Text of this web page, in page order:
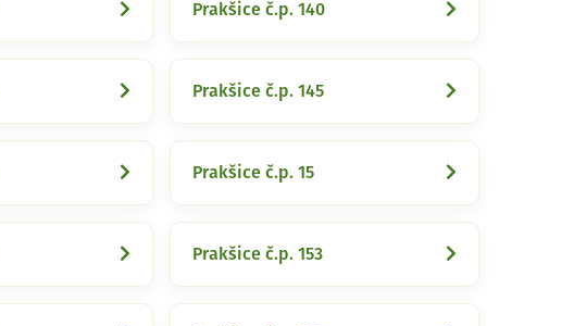
Prakšice č.p. 140
Prakšice č.p. 145
Prakšice č.p. 15
Prakšice č.p. 153